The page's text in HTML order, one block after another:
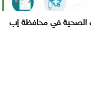
الصحية في محافظة إب